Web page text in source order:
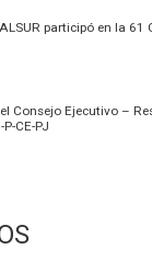
participó en la 61
Consejo Ejecutivo –
CE-PJ